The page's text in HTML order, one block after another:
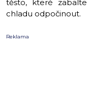
těsto, které
chladu odpočinout.
Reklama